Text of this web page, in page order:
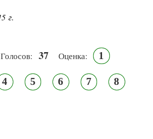
г.
Голосов: 37 Оценка: 1
4 5 6 7 8